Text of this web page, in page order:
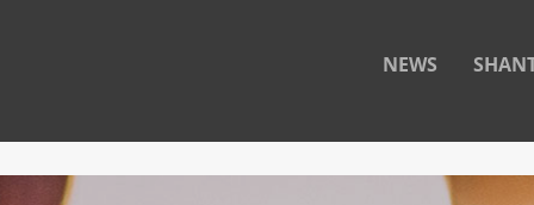
NEWS